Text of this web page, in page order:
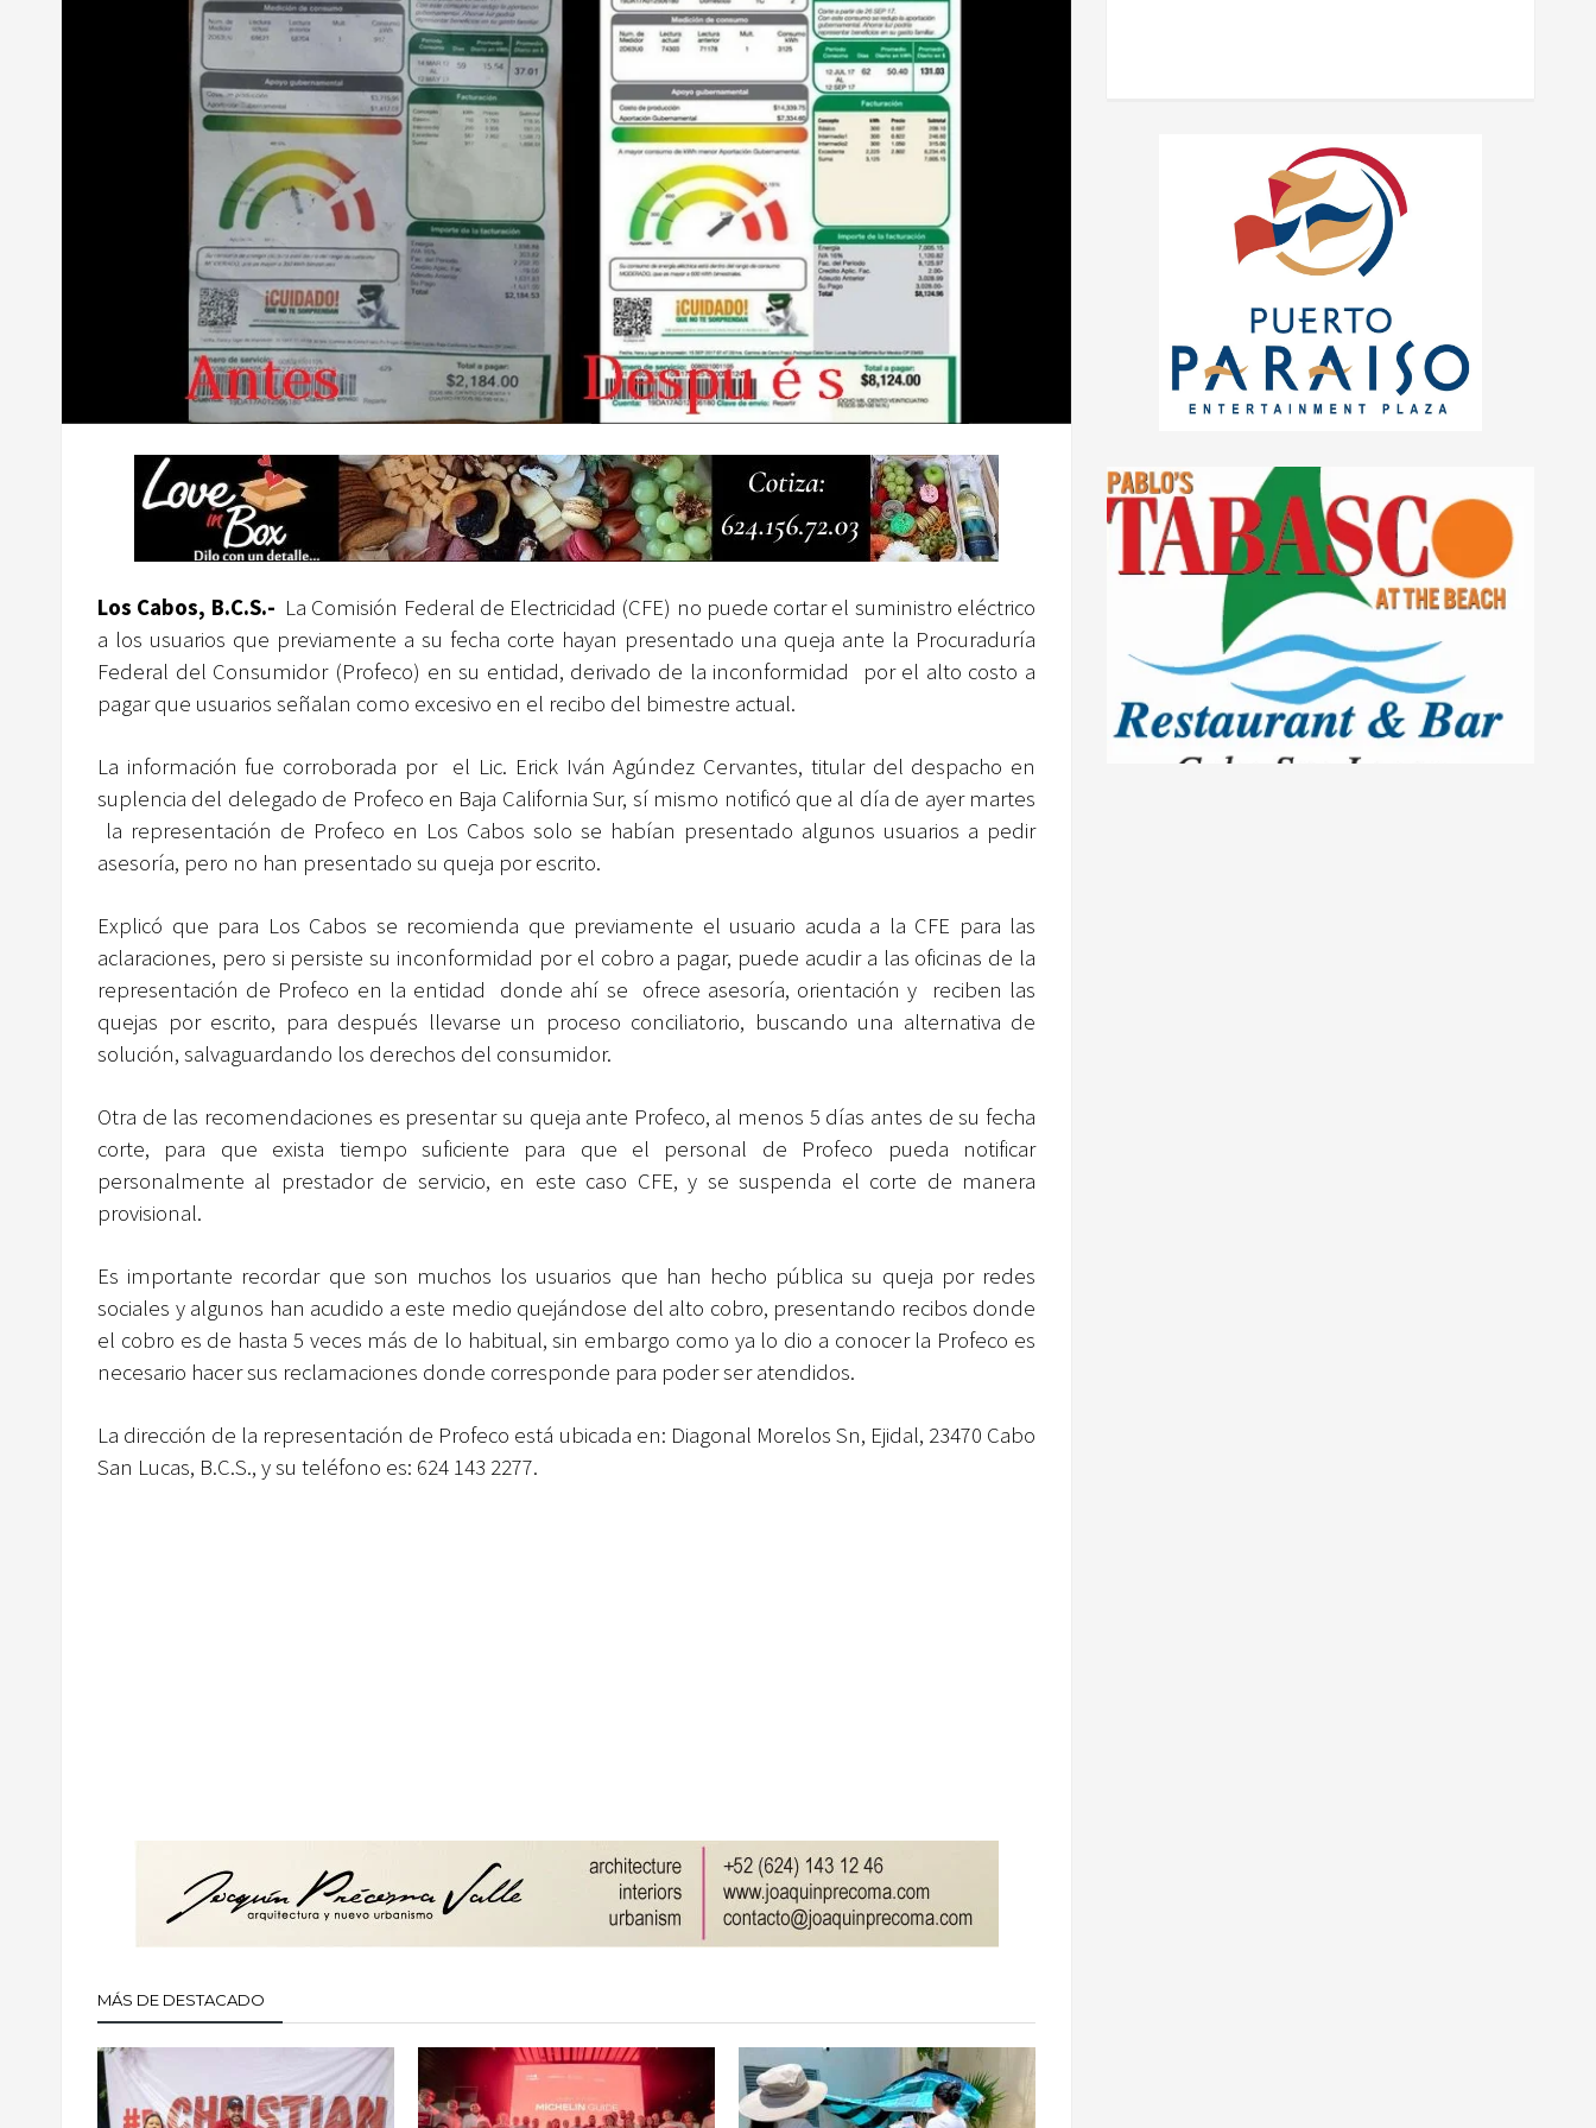
Los Cabos, B.C.S.- La Comisión Federal de Electricidad (CFE) no puede cortar el suministro eléctrico
a los usuarios que previamente a su fecha corte hayan presentado una queja ante la Procuraduría
Federal del Consumidor (Profeco) en su entidad, derivado de la inconformidad por el alto costo a
pagar que usuarios señalan como excesivo en el recibo del bimestre actual.
La información fue corroborada por el Lic. Erick Iván Agúndez Cervantes, titular del despacho en
suplencia del delegado de Profeco en Baja California Sur, sí mismo notificó que al día de ayer martes
la representación de Profeco en Los Cabos solo se habían presentado algunos usuarios a pedir
asesoría, pero no han presentado su queja por escrito.
Explicó que para Los Cabos se recomienda que previamente el usuario acuda a la CFE para las
aclaraciones, pero si persiste su inconformidad por el cobro a pagar, puede acudir a las oficinas de la
representación de Profeco en la entidad donde ahí se ofrece asesoría, orientación y reciben las
quejas por escrito, para después llevarse un proceso conciliatorio, buscando una alternativa de
solución, salvaguardando los derechos del consumidor.
Otra de las recomendaciones es presentar su queja ante Profeco, al menos 5 días antes de su fecha
corte, para que exista tiempo suficiente para que el personal de Profeco pueda notificar
personalmente al prestador de servicio, en este caso CFE, y se suspenda el corte de manera
provisional.
Es importante recordar que son muchos los usuarios que han hecho pública su queja por redes
sociales y algunos han acudido a este medio quejándose del alto cobro, presentando recibos donde
el cobro es de hasta 5 veces más de lo habitual, sin embargo como ya lo dio a conocer la Profeco es
necesario hacer sus reclamaciones donde corresponde para poder ser atendidos.
La dirección de la representación de Profeco está ubicada en: Diagonal Morelos Sn, Ejidal, 23470 Cabo
San Lucas, B.C.S., y su teléfono es: 624 143 2277.
MÁS DE DESTACADO